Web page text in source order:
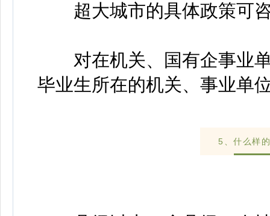
超大城市的具体政策可咨
对在机关、国有企事业单
毕业生所在的机关、事业单
5、什么样